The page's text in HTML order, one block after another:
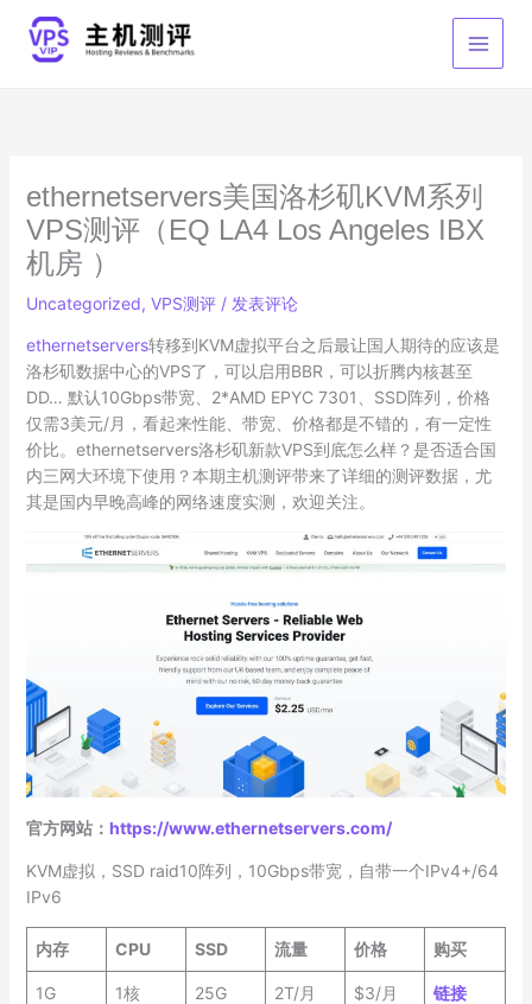
ethernetservers美国洛杉矶KVM系列
VPS测评（EQ LA4 Los Angeles IBX
机房 ）
Uncategorized, VPS测评/ 发表评论
ethernetservers转移到KVM虚拟平台之后最让国人期待的应该是
洛杉矶数据中心的VPS了，可以启用BBR，可以折腾内核甚至
DD… 默认10Gbps带宽、2*AMD EPYC 7301、SSD阵列，价格
仅需3美元/月，看起来性能、带宽、价格都是不错的，有一定性
价比。ethernetservers洛杉矶新款VPS到底怎么样？是否适合国
内三网大环境下使用？本期主机测评带来了详细的测评数据，尤
其是国内早晚高峰的网络速度实测，欢迎关注。
官方网站： https://www.ethernetservers.com/
KVM虚拟，SSD raid10阵列，10Gbps带宽，自带一个IPv4+/64
IPv6
内存 CPU SSD 流量 价格 购买
1G 1核 25G 2T/月 $3/月 链接